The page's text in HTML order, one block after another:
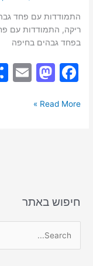
התמודדות עם פחד
ריקה, התמודדות עם
בפחד גבהים בחיפה
F
c
k
M
st
E
Read More »
חיפוש באתר